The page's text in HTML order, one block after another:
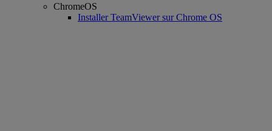
ChromeOS
Installer TeamViewer sur Chrome OS